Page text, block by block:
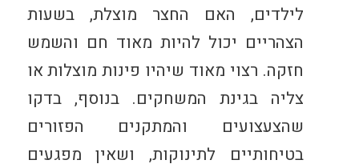
לילדים, האם החצר מוצלת, בשעות
הצהריים יכול להיות מאוד חם והשמש
חזקה. רצוי מאוד שיהיו פינות מוצלות או
צליה בגינת המשחקים. בנוסף, בדקו
שהצעצועים והמתקנים הפזורים
בטיחותיים לתינוקות, ושאין מפגעים